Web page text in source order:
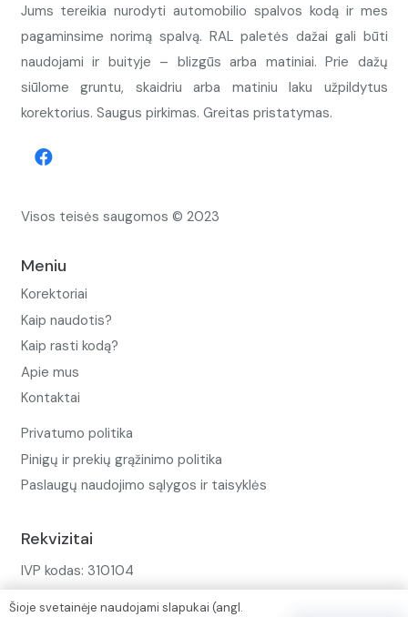
Jums tereikia nurodyti automobilio spalvos kodą ir mes
pagaminsime norimą spalvą. RAL paletės dažai gali būti
naudojami ir buityje – blizgūs arba matiniai. Prie dažų
siūlome gruntu, skaidriu arba matiniu laku užpildytus
korektorius. Saugus pirkimas. Greitas pristatymas.
Visos teisės saugomos © 2023
Meniu
Korektoriai
Kaip naudotis?
Kaip rasti kodą?
Apie mus
Kontaktai
Privatumo politika
Pinigų ir prekių grąžinimo politika
Paslaugų naudojimo sąlygos ir taisyklės
Rekvizitai
IVP kodas: 310104
Šioje svetainėje naudojami slapukai (angl.